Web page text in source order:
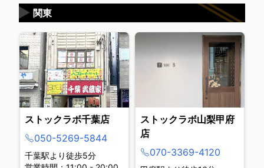
関東
▶
ストックラボ千葉店
050-5269-5844
千葉駅より徒歩5分
ストックラボ山梨甲府
店
070-3369-4120